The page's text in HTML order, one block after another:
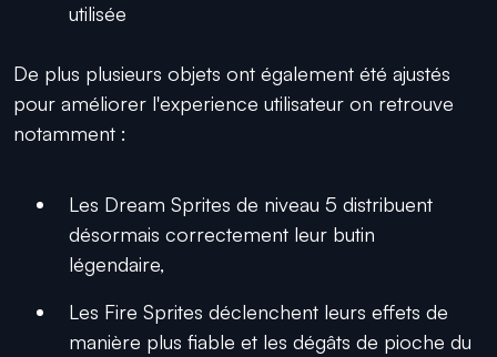
utilisée
De plus plusieurs objets ont également été ajustés
pour améliorer l'experience utilisateur on retrouve
notamment :
Les Dream Sprites de niveau 5 distribuent
désormais correctement leur butin
légendaire,
Les Fire Sprites déclenchent leurs effets de
manière plus fiable et les dégâts de pioche du